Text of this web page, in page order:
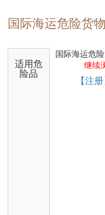
国际海运危险货
适用危
险品
国际海运危
继续
【注